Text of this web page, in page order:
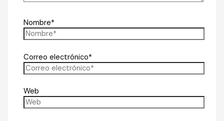
Nombre*
Correo electrónico*
Web